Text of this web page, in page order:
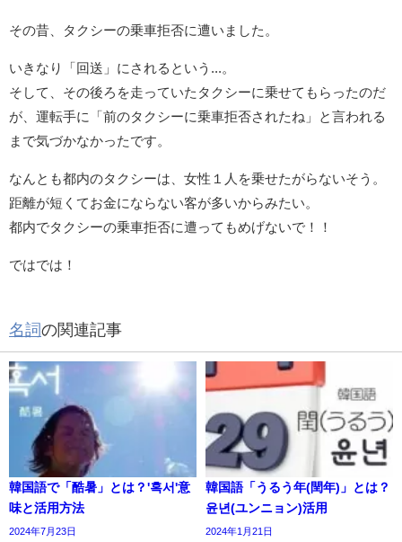
その昔、タクシーの乗車拒否に遭いました。
いきなり「回送」にされるという...。
そして、その後ろを走っていたタクシーに乗せてもらったのだ
が、運転手に「前のタクシーに乗車拒否されたね」と言われる
まで気づかなかったです。
なんとも都内のタクシーは、女性１人を乗せたがらないそう。
距離が短くてお金にならない客が多いからみたい。
都内でタクシーの乗車拒否に遭ってもめげないで！！
ではでは！
名詞の関連記事
韓国語で「酷暑」とは？'혹서'意
味と活用方法
2024年7月23日
韓国語「うるう年(閏年)」とは？
윤년(ユンニョン)活用
2024年1月21日